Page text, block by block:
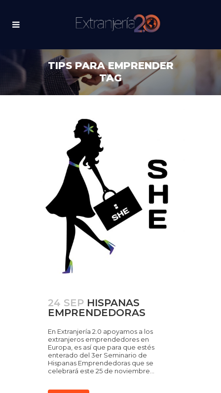
TIPS PARA EMPRENDER
TAG
24 SEP HISPANAS
EMPRENDEDORAS
En Extranjería 2.0 apoyamos a los
extranjeros emprendedores en
Europa, es así que para que estés
enterado del 3er Seminario de
Hispanas Emprendedoras que se
celebrará este 25 de noviembre...